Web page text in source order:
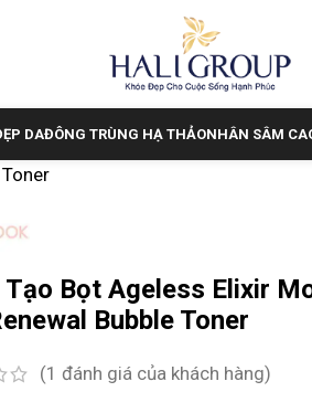
DAĐÔNG TRÙNG HẠ THẢONHÂN SÂM
Tạo Bọt Ageless Elixir
Bubble Toner
(1 đánh giá của khách hàng)